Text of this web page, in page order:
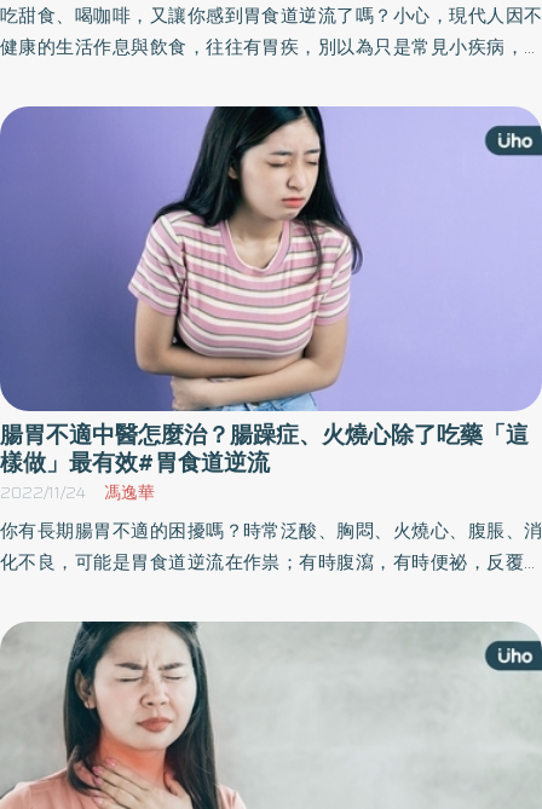
吃甜食、喝咖啡，又讓你感到胃食道逆流了嗎？小心，現代人因不
健康的生活作息與飲食，往往有胃疾，別以為只是常見小疾病，還
世》由10位癌症名醫聯合撰寫，試圖透過權威醫師的第一手觀察，
揭開癌症神秘面紗，分享正確篩檢知識。胃癌，可能真的與你想像
中的很不一樣。以下為原書摘文：
腸胃不適中醫怎麼治？腸躁症、火燒心除了吃藥「這
樣做」最有效#胃食道逆流
2022/11/24 馮逸華
你有長期腸胃不適的困擾嗎？時常泛酸、胸悶、火燒心、腹脹、消
化不良，可能是胃食道逆流在作祟；有時腹瀉，有時便祕，反覆腹
反覆發作的腸胃疾病，其實適合用中醫來調理。